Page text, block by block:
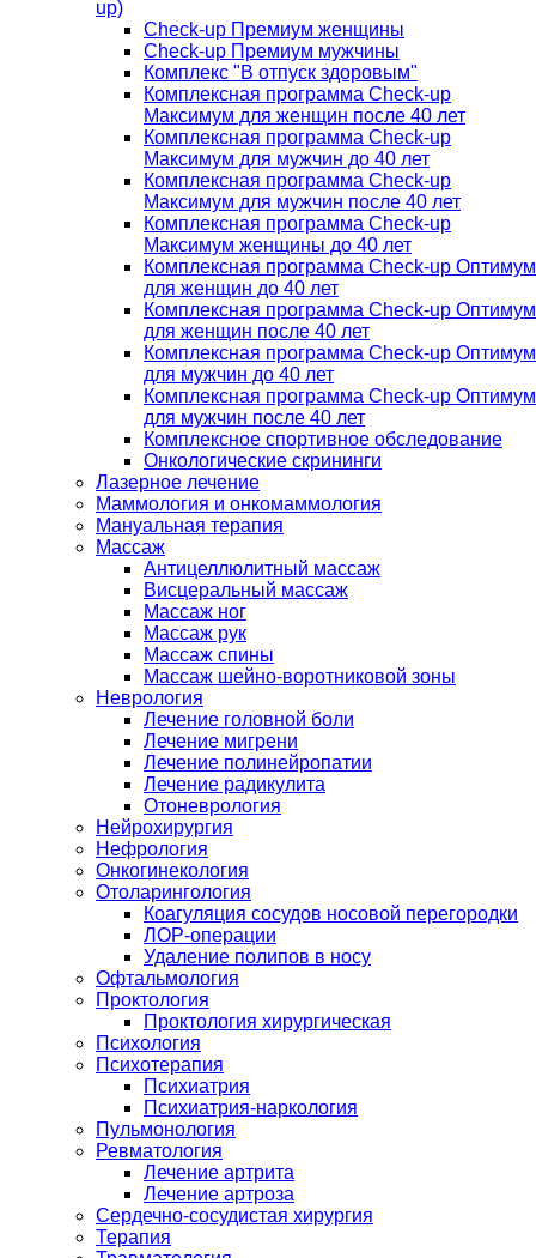
up)
Check-up Премиум женщины
Check-up Премиум мужчины
Комплекс "В отпуск здоровым"
Комплексная программа Check-up
Максимум для женщин после 40 лет
Комплексная программа Check-up
Максимум для мужчин до 40 лет
Комплексная программа Check-up
Максимум для мужчин после 40 лет
Комплексная программа Check-up
Максимум женщины до 40 лет
Комплексная программа Check-up Оптимум
для женщин до 40 лет
Комплексная программа Check-up Оптимум
для женщин после 40 лет
Комплексная программа Check-up Оптимум
для мужчин до 40 лет
Комплексная программа Check-up Оптимум
для мужчин после 40 лет
Комплексное спортивное обследование
Онкологические скрининги
Лазерное лечение
Маммология и онкомаммология
Мануальная терапия
Массаж
Антицеллюлитный массаж
Висцеральный массаж
Массаж ног
Массаж рук
Массаж спины
Массаж шейно-воротниковой зоны
Неврология
Лечение головной боли
Лечение мигрени
Лечение полинейропатии
Лечение радикулита
Отоневрология
Нейрохирургия
Нефрология
Онкогинекология
Отоларингология
Коагуляция сосудов носовой перегородки
ЛОР-операции
Удаление полипов в носу
Офтальмология
Проктология
Проктология хирургическая
Психология
Психотерапия
Психиатрия
Психиатрия-наркология
Пульмонология
Ревматология
Лечение артрита
Лечение артроза
Сердечно-сосудистая хирургия
Терапия